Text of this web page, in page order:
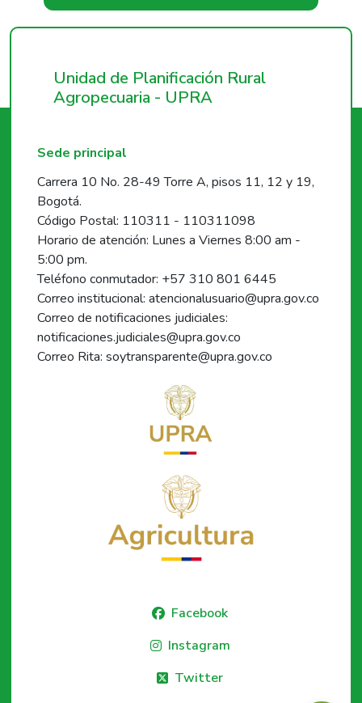
Unidad de Planificación Rural
Agropecuaria - UPRA
Sede principal
Carrera 10 No. 28-49 Torre A, pisos 11, 12 y 19,
Bogotá.
Código Postal: 110311 - 110311098
Horario de atención: Lunes a Viernes 8:00 am -
5:00 pm.
Teléfono conmutador: +57 310 801 6445
Correo institucional: atencionalusuario@upra.gov.co
Correo de notificaciones judiciales:
notificaciones.judiciales@upra.gov.co
Correo Rita: soytransparente@upra.gov.co
Facebook
Instagram
Twitter